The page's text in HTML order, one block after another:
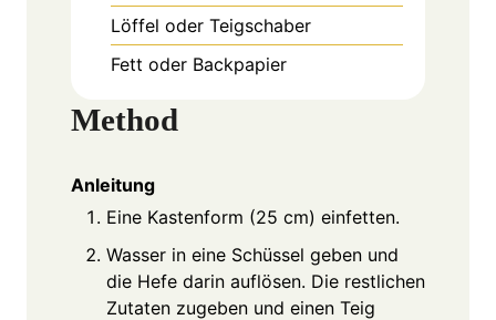
Löffel oder Teigschaber
Fett oder Backpapier
Method
Anleitung
Eine Kastenform (25 cm) einfetten.
Wasser in eine Schüssel geben und
die Hefe darin auflösen. Die restlichen
Zutaten zugeben und einen Teig